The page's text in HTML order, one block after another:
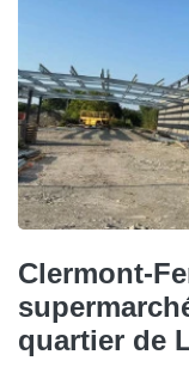
Clermont-
quartier de